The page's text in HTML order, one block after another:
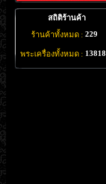
สถิติร้านค้า
ร้านค้าทั้งหมด : 229
พระเครื่องทั้งหมด : 13818